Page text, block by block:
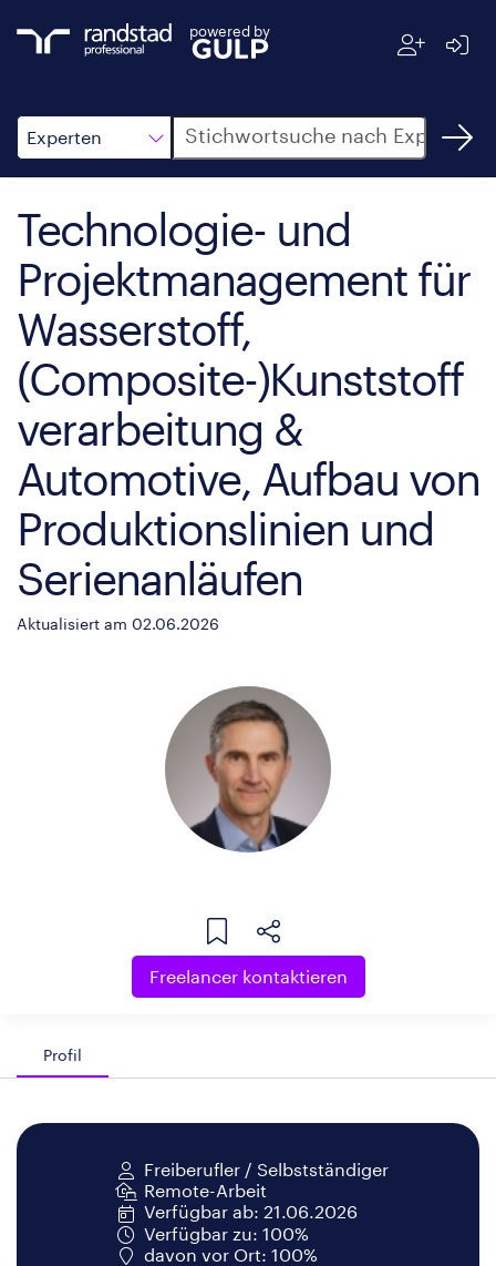
powered by
Experten
Suche
Technologie- und
Projektmanagement für
Wasserstoff,
(Composite-)Kunststoff
verarbeitung &
Automotive, Aufbau von
Produktionslinien und
Serienanläufen
Aktualisiert am 02.06.2026
Freelancer kontaktieren
Profil
Freiberufler / Selbstständiger
Remote-Arbeit
Verfügbar ab: 21.06.2026
Verfügbar zu: 100%
davon vor Ort: 100%